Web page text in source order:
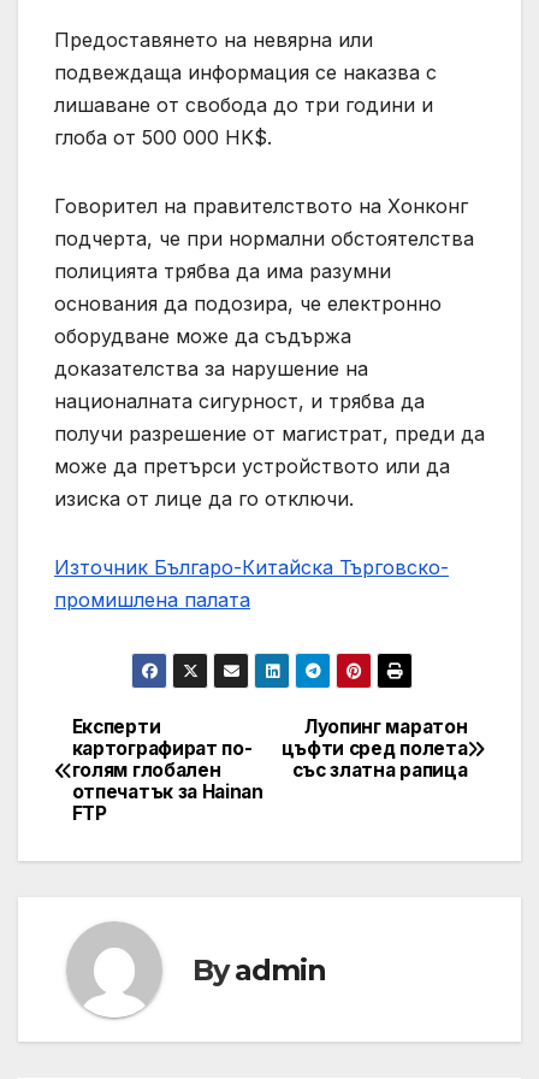
Предоставянето на невярна или
подвеждаща информация се наказва с
лишаване от свобода до три години и
глоба от 500 000 HK$.
Говорител на правителството на Хонконг
подчерта, че при нормални обстоятелства
полицията трябва да има разумни
основания да подозира, че електронно
оборудване може да съдържа
доказателства за нарушение на
националната сигурност, и трябва да
получи разрешение от магистрат, преди да
може да претърси устройството или да
изиска от лице да го отключи.
Източник Българо-Китайска Търговско-
промишлена палaта
Навигация
Луопинг маратон
цъфти сред полета
със златна рапица
Експерти
картографират по-
голям глобален
отпечатък за Hainan
FTP
Byadmin